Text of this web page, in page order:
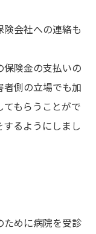
会社への連絡も
険金の支払いの
側の立場でも加
もらうことがで
るようにしまし
ために病院を受診